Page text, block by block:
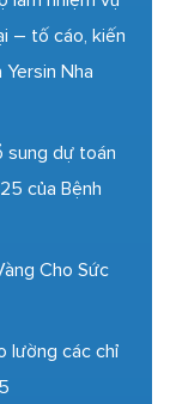
– tố cáo, kiến
Nha
sung dự toán
của Bệnh
Cho Sức
lường các chỉ